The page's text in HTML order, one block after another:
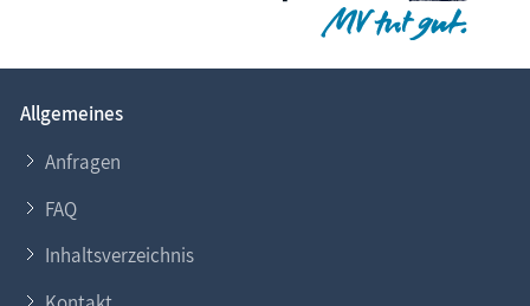
Allgemeines
Anfragen
FAQ
Inhaltsverzeichnis